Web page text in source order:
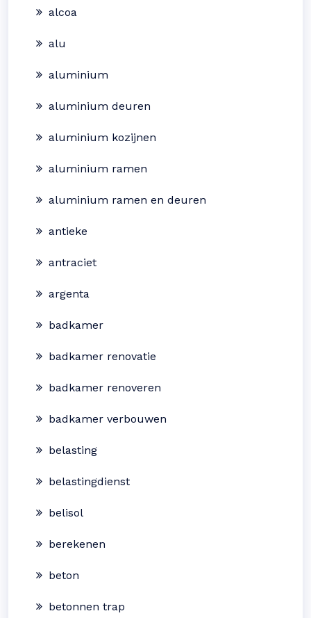
alcoa
alu
aluminium
aluminium deuren
aluminium kozijnen
aluminium ramen
aluminium ramen en deuren
antieke
antraciet
argenta
badkamer
badkamer renovatie
badkamer renoveren
badkamer verbouwen
belasting
belastingdienst
belisol
berekenen
beton
betonnen trap